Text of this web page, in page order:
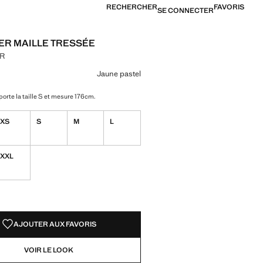
RECHERCHERSE CONNECTERFAVORIS
MAILLE TRESSÉE
MUR ]
couleur
pastel sélectionnée
Bleu ciel
Jaune pastel
la taille S et mesure 176cm.
XS S M L
XXL
AJOUTER AUX FAVORIS
VOIR LE LOOK